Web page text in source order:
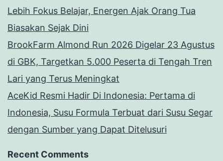
Lebih Fokus Belajar, Energen Ajak Orang Tua
Biasakan Sejak Dini
BrookFarm Almond Run 2026 Digelar 23 Agustus
di GBK, Targetkan 5.000 Peserta di Tengah Tren
Lari yang Terus Meningkat
AceKid Resmi Hadir Di Indonesia: Pertama di
Indonesia, Susu Formula Terbuat dari Susu Segar
dengan Sumber yang Dapat Ditelusuri
Recent Comments